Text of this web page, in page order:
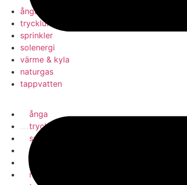
ånga
tryckluft
sprinkler
solenergi
värme & kyla
naturgas
tappvatten
ånga
tryckluft
sprinkler
solenergi
naturgas